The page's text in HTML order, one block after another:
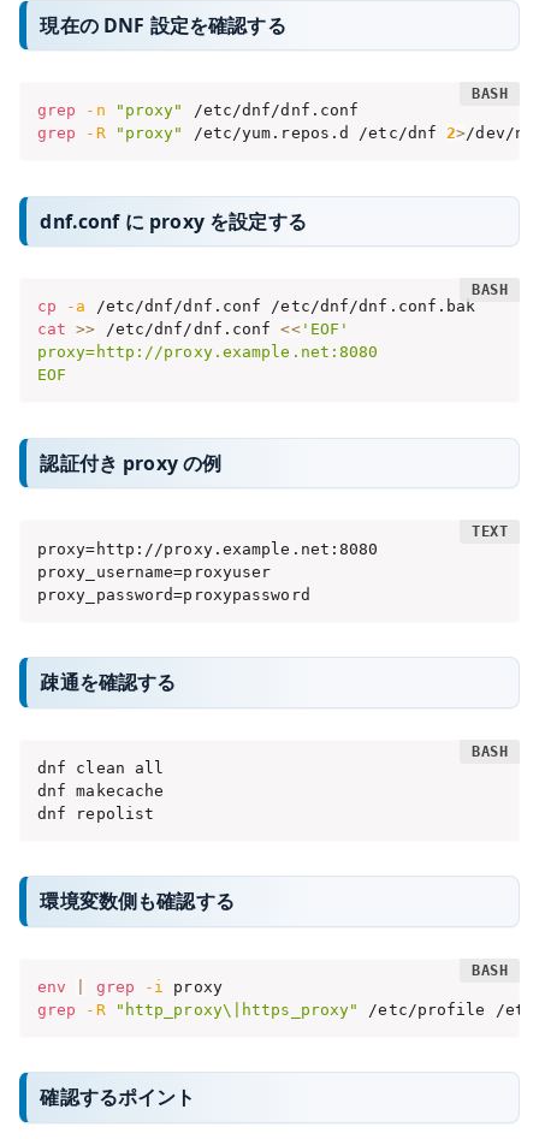
現在の DNF 設定を確認する
grep -n "proxy"
grep
-R "proxy" /etc/yum.repos.d /etc/dnf 2>/dev/
dnf.conf に proxy を設定する
cp -a
cat
>> /etc/dnf/dnf.conf <<'EOF'
proxy=http://proxy.example.net:8080
EOF
認証付き proxy の例
proxy=http://proxy.example.net:8080
proxy_username=proxyuser
proxy_password=proxypassword
疎通を確認する
dnf clean all
dnf makecache
dnf repolist
環境変数側も確認する
env grep -i
proxy
grep
-R "http_proxy\|https_proxy" /etc/profile /
確認するポイント